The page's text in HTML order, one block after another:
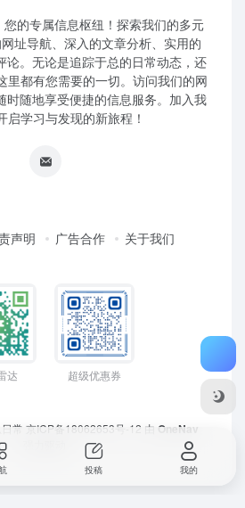
的专属信息枢纽！探索我们的多元
址导航、深入的文章分析、实用的
论。无论是追踪于总的日常动态，还
里都有您需要的一切。访问我们的网
时随地享受便捷的信息服务。加入我
启学习与发现的新旅程！
声明 广告合作 关于我们
达 超级优惠券
常 京ICP备18062653号-12 由 OneNav
投稿 我的